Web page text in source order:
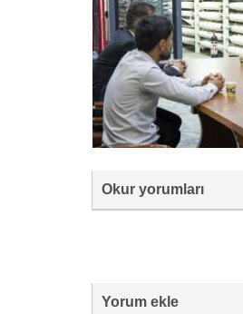
Okur yorumları
Yorum ekle